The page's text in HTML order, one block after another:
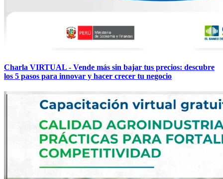
Charla VIRTUAL - Vende más sin bajar tus precios: descubre
los 5 pasos para innovar y hacer crecer tu negocio